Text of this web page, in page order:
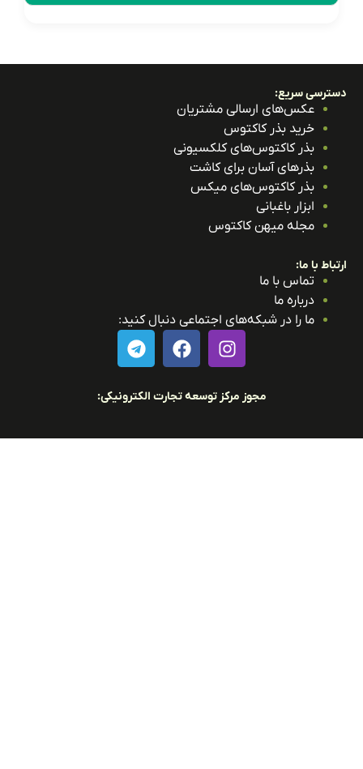
سریع:
عکس‌های ارسالی مشتریان
خرید بذر کاکتوس
بذر کاکتوس‌های کلکسیونی
بذرهای آسان برای کاشت
بذر کاکتوس‌های میکس
ابزار باغبانی
مجله میهن کاکتوس
با ما:
تماس با ما
درباره ما
ما را در شبکه‌های اجتماعی دنبال کنید:
مجوز مرکز توسعه تجارت الکترونیکی: